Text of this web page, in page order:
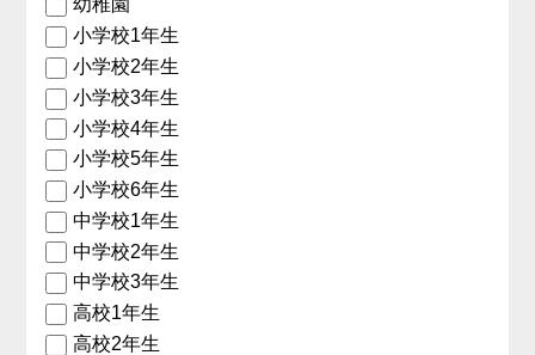
幼稚園
小学校1年生
小学校2年生
小学校3年生
小学校4年生
小学校5年生
小学校6年生
中学校1年生
中学校2年生
中学校3年生
高校1年生
高校2年生